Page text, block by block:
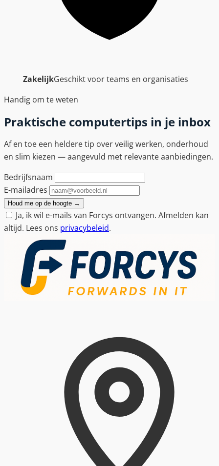
ZakelijkGeschikt voor teams en organisaties
Handig om te weten
Praktische computertips in je inbox
Af en toe een heldere tip over veilig werken, onderhoud
en slim kiezen — aangevuld met relevante aanbiedingen.
Bedrijfsnaam
E-mailadres
Houd me op de hoogte →
Ja, ik wil e-mails van Forcys ontvangen. Afmelden kan
altijd. Lees ons privacybeleid.